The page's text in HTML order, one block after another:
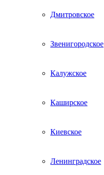
Дмитровское
Звенигородское
Калужское
Каширское
Киевское
Ленинградское